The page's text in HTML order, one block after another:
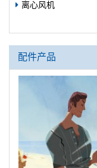
离心风机
配件产品